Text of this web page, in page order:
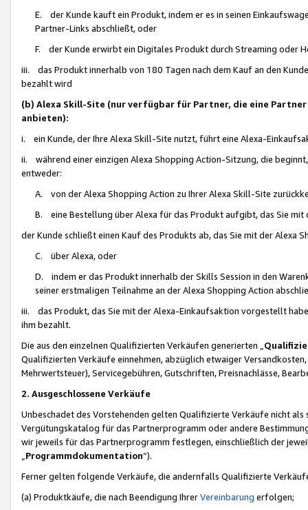
E. der Kunde kauft ein Produkt, indem er es in seinen
Partner-Links abschließt, oder
F. der Kunde erwirbt ein Digitales Produkt durch Streaming oder
iii. das Produkt innerhalb von 180 Tagen nach dem Kauf an den
bezahlt wird
(b) Alexa Skill-Site (nur verfügbar für Partner, die eine
anbieten):
i. ein Kunde, der Ihre Alexa Skill-Site nutzt, führt eine Alexa-
ii. während einer einzigen Alexa Shopping Action-Sitzung, die
entweder:
A. von der Alexa Shopping Action zu Ihrer Alexa Skill-Site
B. eine Bestellung über Alexa für das Produkt aufgibt, das Sie mit
der Kunde schließt einen Kauf des Produkts ab, das Sie mit der Alexa
C. über Alexa, oder
D. indem er das Produkt innerhalb der Skills Session in den
seiner erstmaligen Teilnahme an der Alexa Shopping Action
iii. das Produkt, das Sie mit der Alexa-Einkaufsaktion vorgestellt
ihm bezahlt.
Die aus den einzelnen Qualifizierten Verkäufen generierten „
Qualifizierten Verkäufe einnehmen, abzüglich etwaiger
Mehrwertsteuer), Servicegebühren, Gutschriften, Preisnachlässe,
2. Ausgeschlossene Verkäufe
Unbeschadet des Vorstehenden gelten Qualifizierte Verkäufe nicht
Vergütungskatalog für das Partnerprogramm oder andere
wir jeweils für das Partnerprogramm festlegen, einschließlich der
Programmdokumentation“).
Ferner gelten folgende Verkäufe, die andernfalls Qualifizierte
(a) Produktkäufe, die nach Beendigung IhrerVereinbarung erfolgen;